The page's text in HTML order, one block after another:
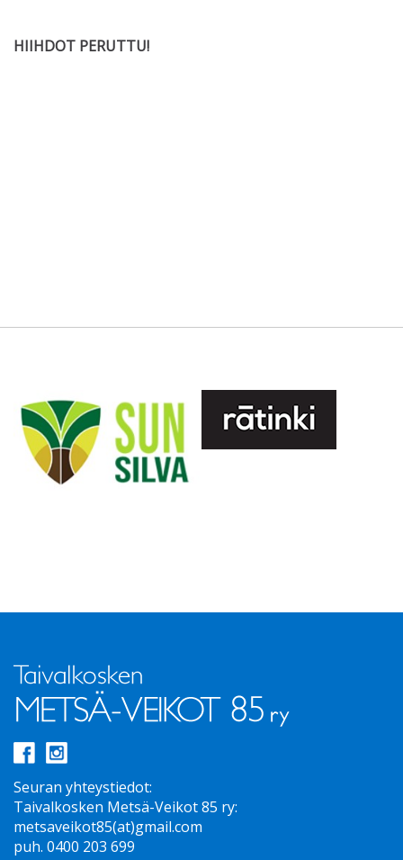
HIIHDOT PERUTTU!
Seuran yhteystiedot:
Taivalkosken Metsä-Veikot 85 ry:
metsaveikot85(at)gmail.com
puh. 0400 203 699